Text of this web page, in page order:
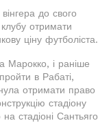
до свого
отримати
ціну футболіста.
Марокко, і раніше
в Рабаті,
отримати право
стадіону
стадіоні Сантьяго